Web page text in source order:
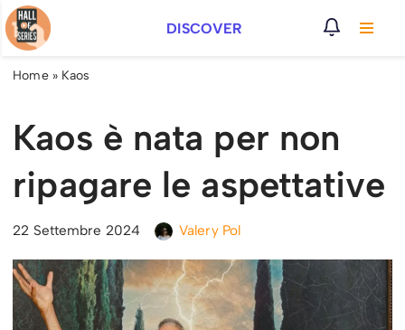
Vai
al
DISCOVER
Home» Kaos
Kaos è nata per non
ripagare le aspettative
22 Settembre 2024 Valery Pol